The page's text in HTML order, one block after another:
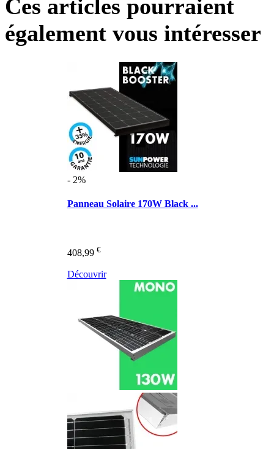
Ces articles pourraient
également vous intéresser
- 2%
Panneau Solaire 170W Black ...
408,99 €
Découvrir